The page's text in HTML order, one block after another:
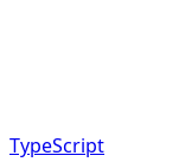
TypeScript